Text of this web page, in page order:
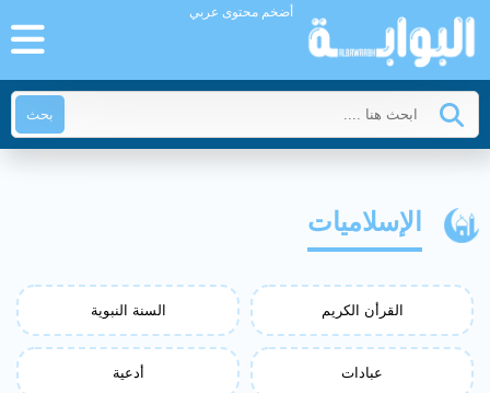
أضخم محتوى عربي
بحث
الإسلاميات
القرأن الكريم السنة النبوية
عبادات أدعية